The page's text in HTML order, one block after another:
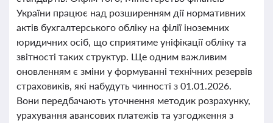
України працює над розширенням дії нормативних
актів бухгалтерського обліку на філії іноземних
юридичних осіб, що сприятиме уніфікації обліку та
звітності таких структур. Ще одним важливим
оновленням є зміни у формуванні технічних резервів
страховиків, які набудуть чинності з 01.01.2026.
Вони передбачають уточнення методик розрахунку,
урахування авансових платежів та узгодження з